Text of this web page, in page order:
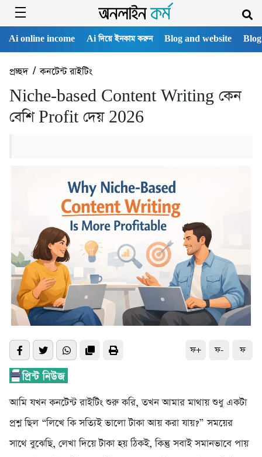
Ai online income Ai দিয়ে ইনকাম করুন Blog and website
প্রচ্ছদ/কনটেন্ট রাইটিং
Niche‑based Content Writing কেন
বেশি Profit দেয় 2026
ফ+ ফ- ফ
আমি যখন কনটেন্ট রাইটিং শুরু করি, তখন আমার মাথায় শুধু একটা
প্রশ্ন ছিল “লিখে কি সত্যিই ভালো টাকা আয় করা যায়?” সময়ের
সাথে বুঝেছি, লেখা দিয়ে টাকা হয় ঠিকই, কিন্তু সবাই সমানভাবে পায়